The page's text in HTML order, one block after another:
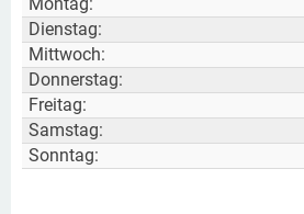
Dienstag:
Mittwoch:
Donnerstag:
Freitag:
Samstag:
Sonntag: